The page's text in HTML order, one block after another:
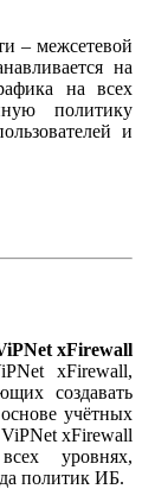
– межсетевой
на
на всех
политику
и
xFirewall
xFirewall,
создавать
учётных
xFirewall
уровнях,
политик ИБ.